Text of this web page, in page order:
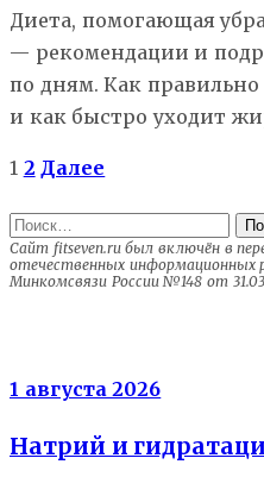
Диета, помогающая
— рекомендации и
по дням. Как правильно
и как быстро уходит
Пагинация
записей
1 2 Далее
Найти:
Сайт fitseven.ru был включён в
отечественных информационных
Минкомсвязи России №148 от
1 августа 2026
Натрий и